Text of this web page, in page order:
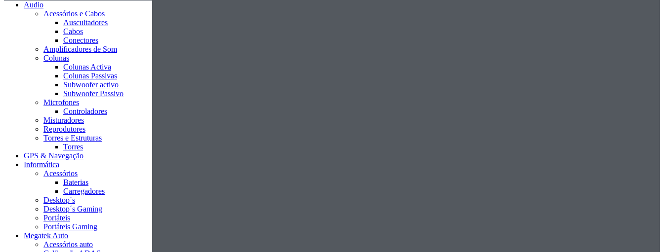
Audio
Acessórios e Cabos
Auscultadores
Cabos
Conectores
Amplificadores de Som
Colunas
Colunas Activa
Colunas Passivas
Subwoofer activo
Subwoofer Passivo
Microfones
Controladores
Misturadores
Reprodutores
Torres e Estruturas
Torres
GPS & Navegação
Informática
Acessórios
Baterias
Carregadores
Desktop´s
Desktop´s Gaming
Portáteis
Portáteis Gaming
Megatek Auto
Acessórios auto